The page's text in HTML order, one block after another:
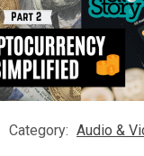
Category: Audio &